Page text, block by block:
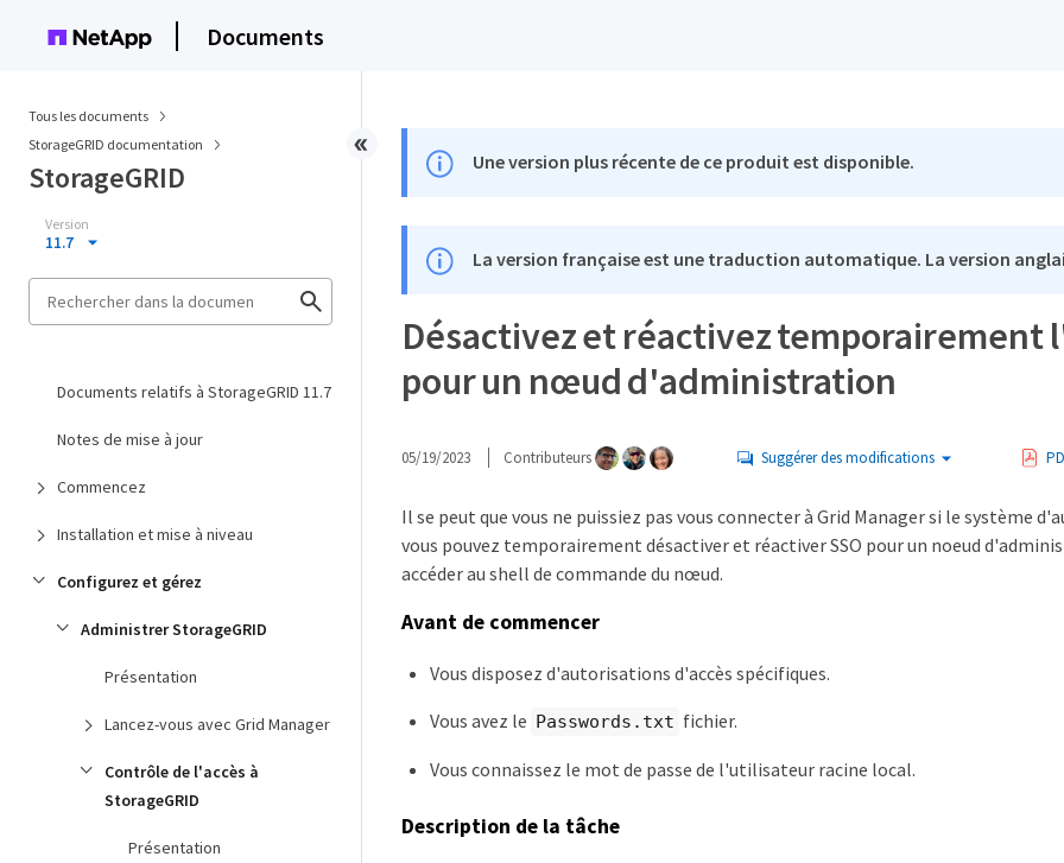
Documents
Tous les documents
StorageGRID documentation
StorageGRID
Version
11.7
Documents relatifs à StorageGRID 11.7
Notes de mise à jour
Commencez
Installation et mise à niveau
Configurez et gérez
Administrer StorageGRID
Présentation
Lancez-vous avec Grid Manager
Contrôle de l'accès à
StorageGRID
Présentation
Une version plus récente de ce produit est disponible.
La version française est une traduction automatique. La version
Désactivez et réactivez
pour un nœud d'administration
05/19/2023 Contributeurs Suggérer des modifications
Il se peut que vous ne puissiez pas vous connecter à Grid Manager si le système
vous pouvez temporairement désactiver et réactiver SSO pour un noeud
accéder au shell de commande du nœud.
Avant de commencer
Vous disposez d'autorisations d'accès spécifiques.
Vous avez le Passwords.txt fichier.
Vous connaissez le mot de passe de l'utilisateur racine local.
Description de la tâche